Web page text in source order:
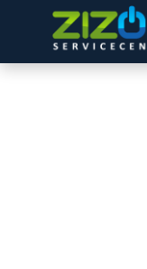
Ga naar
Ga naar